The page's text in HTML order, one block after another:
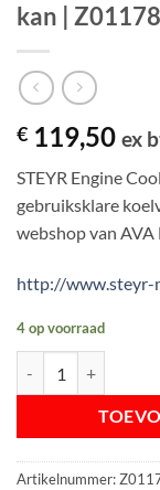
kan |
€ 119,50 ex
STEYR Engine
gebruiksklare
webshop van
http://www.steyr-
4 op voorraad
Artikelnummer: